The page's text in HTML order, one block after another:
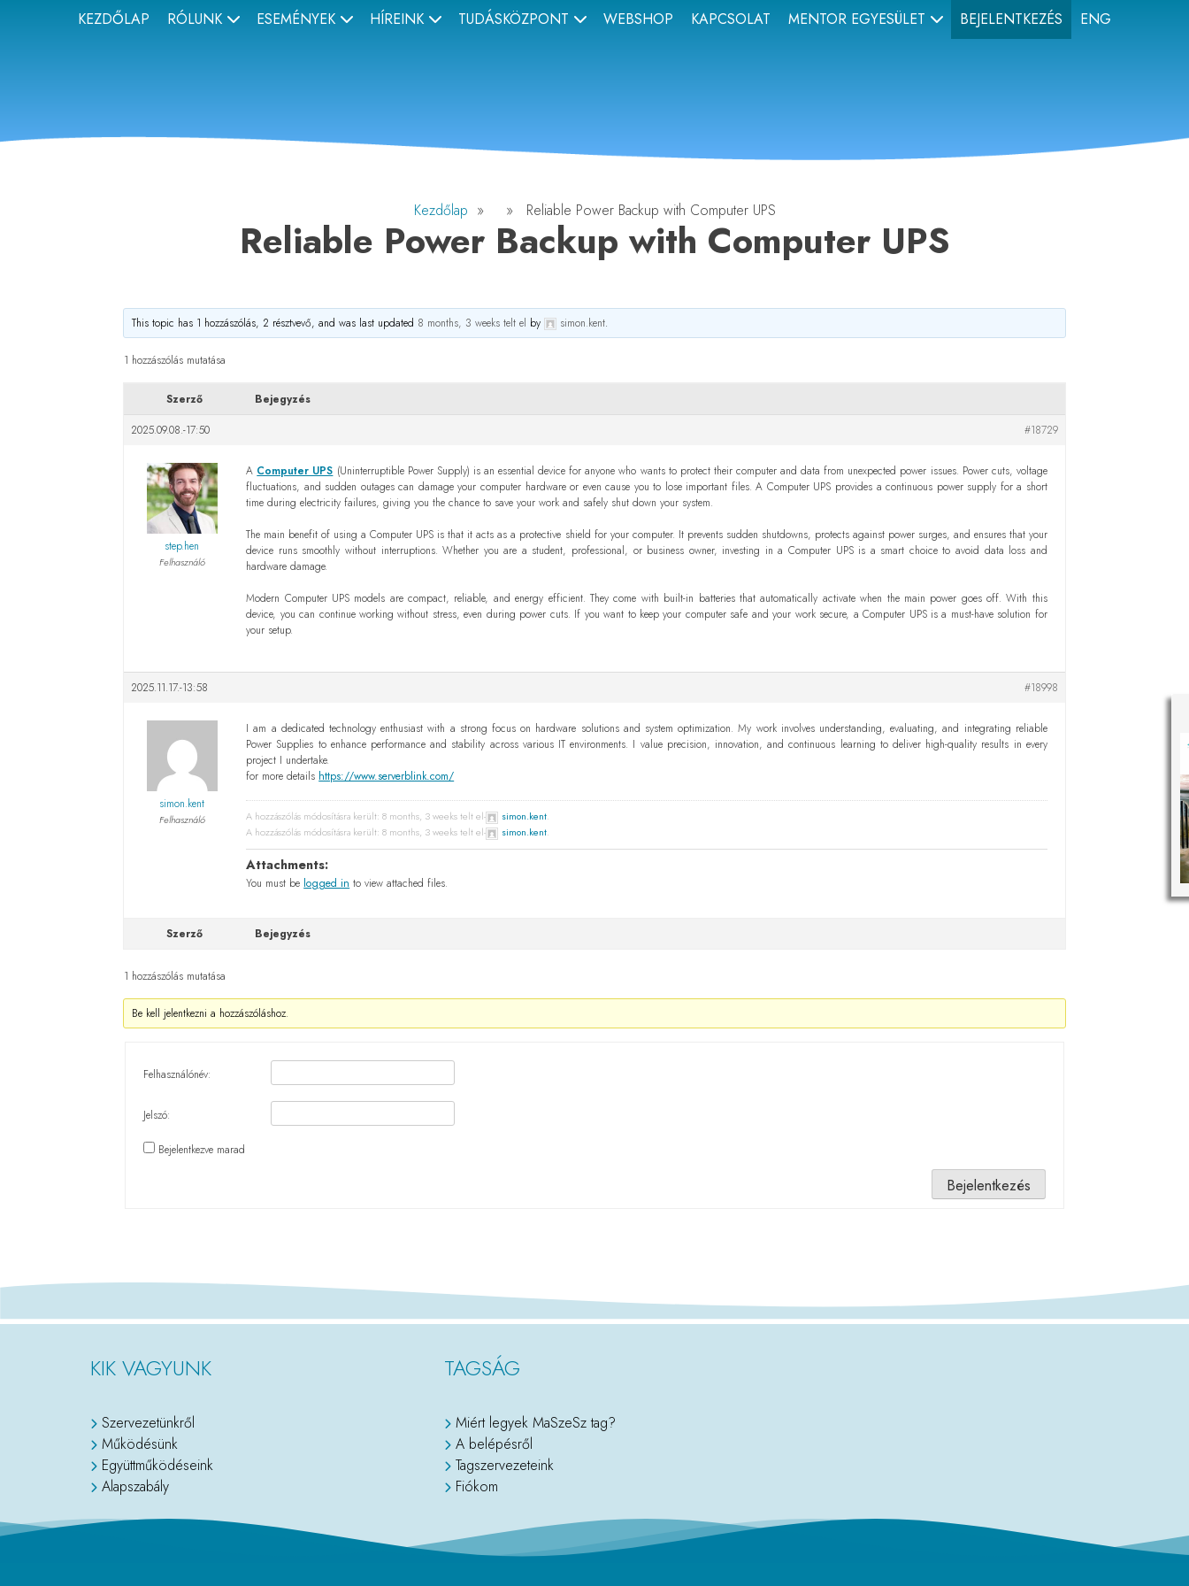
Magyar Víz- és Szennyvíztechnikai Szövetség
KEZDŐLAP RÓLUNK ESEMÉNYEK HÍREINK TUDÁSKÖZPONT WEBSHOP KAPCSOLAT MENTOR EGYESÜLET BEJELENTKEZÉS ENG
Kezdőlap » » Reliable Power Backup with Computer UPS
Reliable Power Backup with Computer UPS
This topic has 1 hozzászólás, 2 résztvevő, and was last updated 8 months, 3 weeks telt el by simon.kent.
1 hozzászólás mutatása
Szerző
Bejegyzés
2025.09.08.-17:50
#18729
step.hen
Felhasználó
A Computer UPS (Uninterruptible Power Supply) is an essential device for anyone who wants to protect their computer and data from unexpected power issues. Power cuts, voltage
fluctuations, and sudden outages can damage your computer hardware or even cause you to lose important files. A Computer UPS provides a continuous power supply for a short
time during electricity failures, giving you the chance to save your work and safely shut down your system.
The main benefit of using a Computer UPS is that it acts as a protective shield for your computer. It prevents sudden shutdowns, protects against power surges, and ensures that your
device runs smoothly without interruptions. Whether you are a student, professional, or business owner, investing in a Computer UPS is a smart choice to avoid data loss and
hardware damage.
Modern Computer UPS models are compact, reliable, and energy efficient. They come with built-in batteries that automatically activate when the main power goes off. With this
device, you can continue working without stress, even during power cuts. If you want to keep your computer safe and your work secure, a Computer UPS is a must-have solution for
your setup.
2025.11.17.-13:58 #18998
simon.kent
Felhasználó
I am a dedicated technology enthusiast with a strong focus on hardware solutions and system optimization. My work involves understanding, evaluating, and integrating reliable
Power Supplies to enhance performance and stability across various IT environments. I value precision, innovation, and continuous learning to deliver high-quality results in every
project I undertake.
for more details https://www.serverblink.com/
A hozzászólás módosításra került: 8 months, 3 weeks telt el- simon.kent.
A hozzászólás módosításra került: 8 months, 3 weeks telt el-
simon.kent.
Attachments:
You must be logged in to view attached files.
Szerző Bejegyzés
1 hozzászólás mutatása
Be kell jelentkezni a hozzászóláshoz.
Felhasználónév:
Jelszó:
Bejelentkezve marad
Bejelentkezés
KIK VAGYUNK
Szervezetünkről
Működésünk
Együttműködéseink
Alapszabály
TAGSÁG
Miért legyek MaSzeSz tag?
A belépésről
Tagszervezeteink
Fiókom